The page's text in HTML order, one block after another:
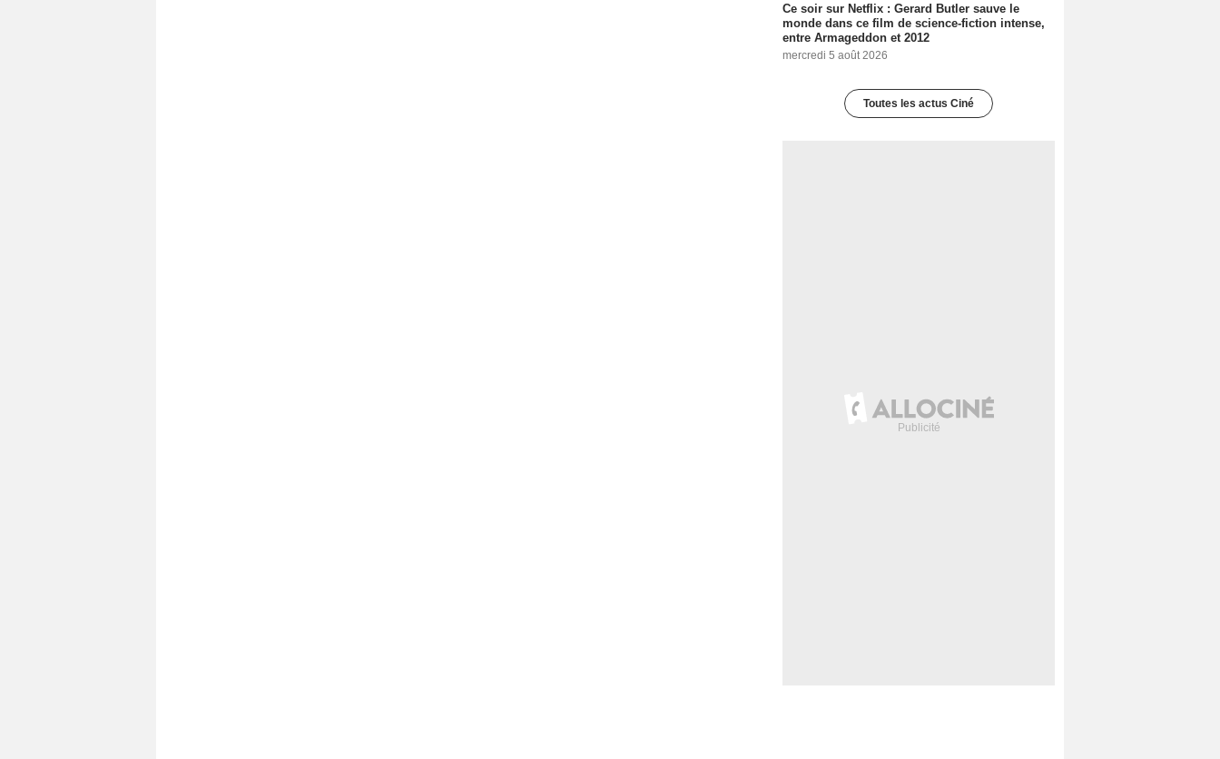
Ce soir sur Netflix : Gerard Butler sauve le
monde dans ce film de science-fiction intense,
entre Armageddon et 2012
mercredi 5 août 2026
Toutes les actus Ciné